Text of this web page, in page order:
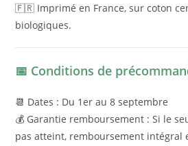
🇫🇷 Imprimé en France, sur coton
biologiques.
📅 Conditions de
📆 Dates : Du 1er au 8 septembre
💰 Garantie remboursement : Si le
pas atteint, remboursement intégral